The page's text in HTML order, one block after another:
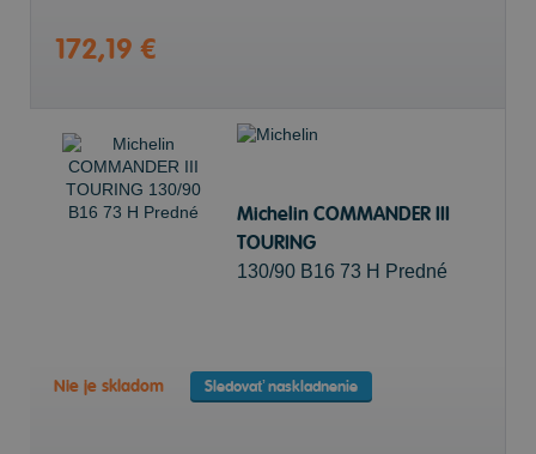
172,19 €
Michelin COMMANDER III
TOURING
130/90 B16 73 H Predné
Nie je skladom Sledovať naskladnenie